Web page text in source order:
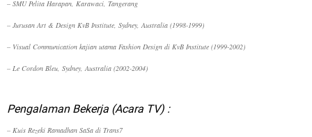
– SMU Pelita Harapan, Karawaci, Tangerang
– Jurusan Art & Design KvB Institute, Sydney, Australia (1998-1999)
– Visual Communication kajian utama Fashion Design di KvB Institute (1999-2002)
– Le Cordon Bleu, Sydney, Australia (2002-2004)
Pengalaman Bekerja (Acara TV) :
– Kuis Rezeki Ramadhan SaSa di Trans7